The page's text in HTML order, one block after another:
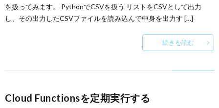
を扱ってみます。 PythonでCSVを扱う リストをCSVとして出力
し、その出力したCSVファイルを読み込んで中身を出力す […]
続きを読む
Cloud Functionsを定期実行する